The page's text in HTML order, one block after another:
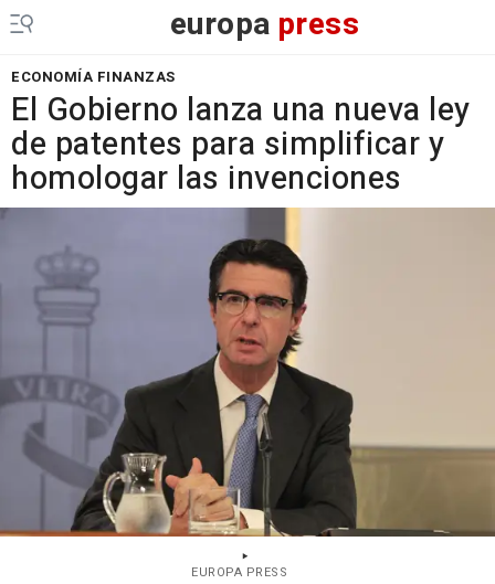
europa press
ECONOMÍA FINANZAS
El Gobierno lanza una nueva ley
de patentes para simplificar y
homologar las invenciones
EUROPA PRESS